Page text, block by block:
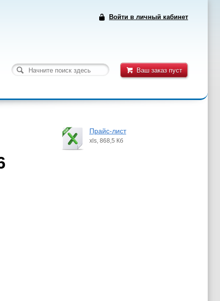
Войти в личный кабинет
Ваш заказ пуст
Прайс-лист
xls, 868,5 Кб